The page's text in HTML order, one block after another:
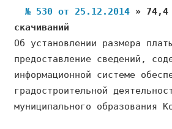
№ 530 от 25.12.2014 » 74,4
скачиваний
Об установлении размера
предоставление сведений,
информационной системе
градостроительной
муниципального образования